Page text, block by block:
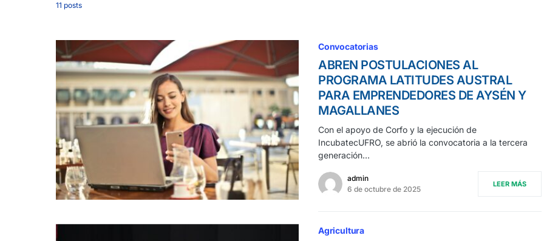
11 posts
Convocatorias
ABREN POSTULACIONES AL
PROGRAMA LATITUDES AUSTRAL
PARA EMPRENDEDORES DE AYSÉN Y
MAGALLANES
Con el apoyo de Corfo y la ejecución de
IncubatecUFRO, se abrió la convocatoria a la tercera
generación…
admin
6 de octubre de 2025
LEER MÁS
Agricultura